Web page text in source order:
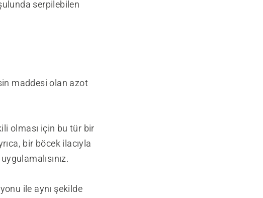
serpilebilen
maddesi olan azot
olması için bu tür bir
bir böcek ilacıyla
ile aynı şekilde